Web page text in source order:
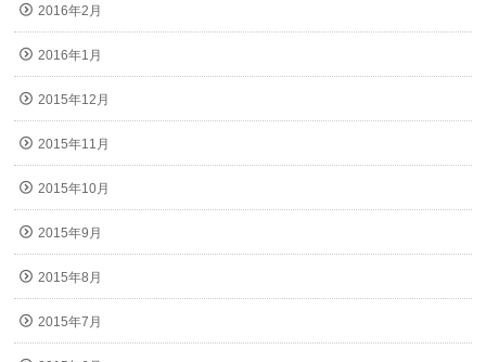
2016年2月
2016年1月
2015年12月
2015年11月
2015年10月
2015年9月
2015年8月
2015年7月